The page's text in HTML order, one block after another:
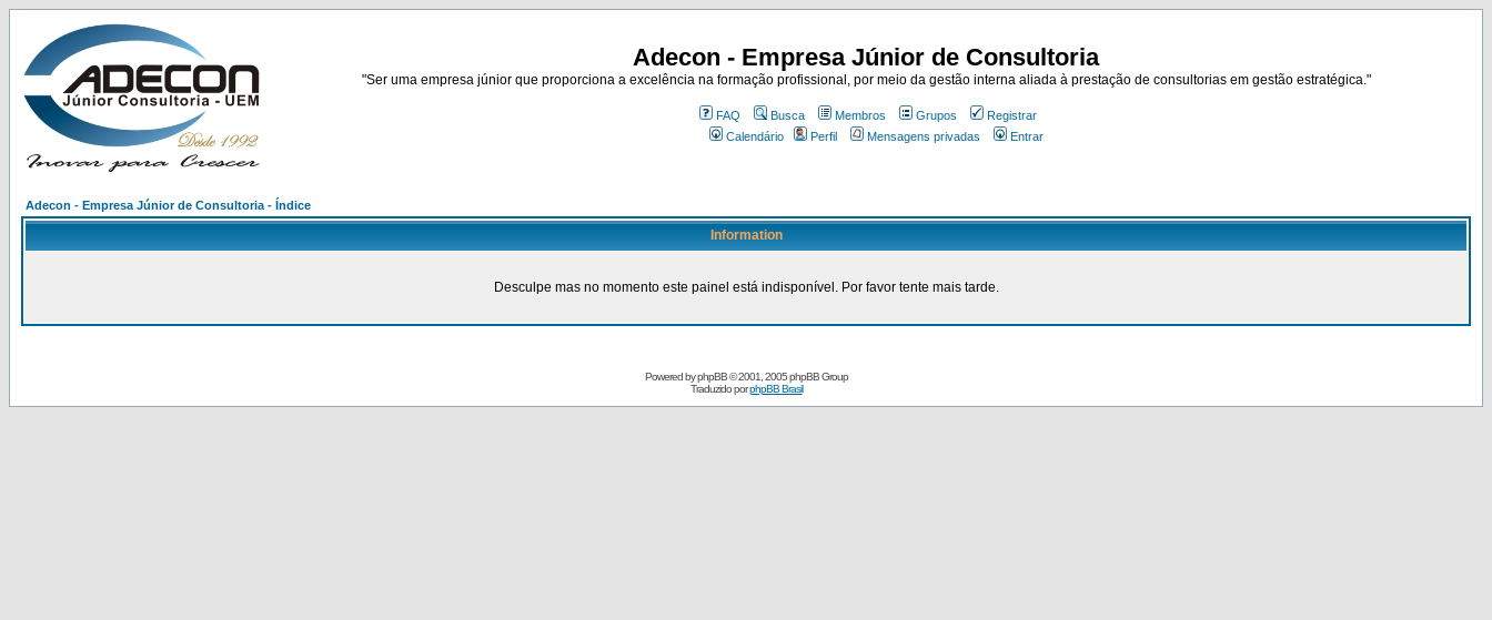
Adecon - Empresa Júnior de Consultoria
"Ser uma empresa júnior que proporciona a excelência na formação profissional, por meio da gestão interna aliada à prestação de consultorias em gestão estratégica."
FAQ Busca Membros Grupos
Registrar
Calendário
Perfil Mensagens privadas Entrar
Adecon - Empresa Júnior de Consultoria - Índice
Information
Desculpe mas no momento este painel está indisponível. Por favor tente mais tarde.
Powered byphpBB© 2001, 2005 phpBB Group
Traduzido porphpBB Brasil